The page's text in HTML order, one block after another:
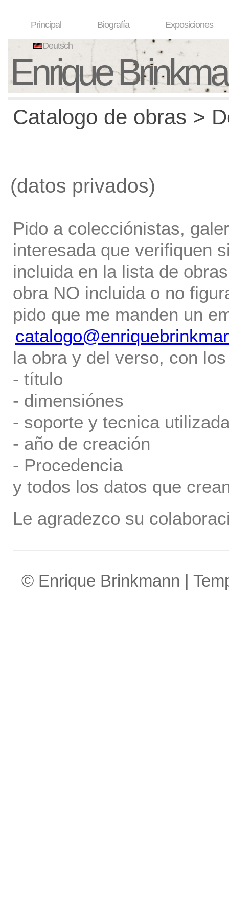
Principal Biografía Exposiciones
Deutsch
Enrique
Catalogo de obras >
(datos privados)
Pido a colecciónistas,
interesada que verifiquen
incluida en la lista de
obra NO incluida o no
pido que me manden un
la obra y del verso, con
- título
- dimensiónes
- soporte y tecnica
- año de creación
- Procedencia
y todos los datos que
Le agradezco su
© Enrique Brinkmann |